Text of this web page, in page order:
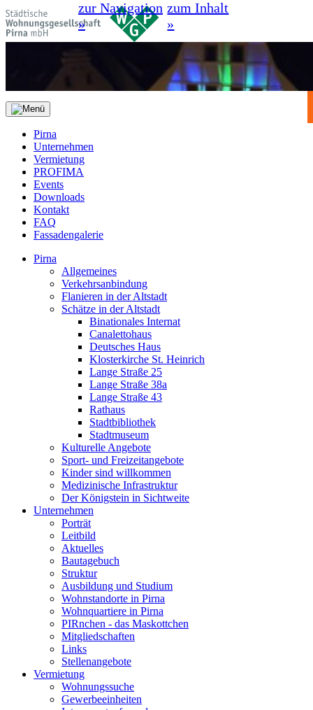
zur Navigation
»
zum Inhalt
»
Pirna
Unternehmen
Vermietung
PROFIMA
Events
Downloads
Kontakt
FAQ
Fassadengalerie
Pirna
Allgemeines
Verkehrsanbindung
Flanieren in der Altstadt
Schätze in der Altstadt
Binationales Internat
Canalettohaus
Deutsches Haus
Klosterkirche St. Heinrich
Lange Straße 25
Lange Straße 38a
Lange Straße 43
Rathaus
Stadtbibliothek
Stadtmuseum
Kulturelle Angebote
Sport- und Freizeitangebote
Kinder sind willkommen
Medizinische Infrastruktur
Der Königstein in Sichtweite
Unternehmen
Porträt
Leitbild
Aktuelles
Bautagebuch
Struktur
Ausbildung und Studium
Wohnstandorte in Pirna
Wohnquartiere in Pirna
PIRnchen - das Maskottchen
Mitgliedschaften
Links
Stellenangebote
Vermietung
Wohnungssuche
Gewerbeeinheiten